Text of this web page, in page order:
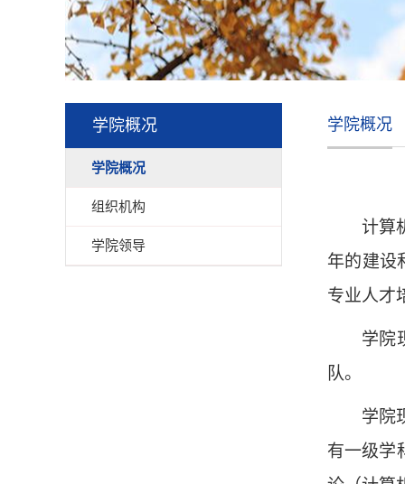
学院概况
学院概况
组织机构
学院领导
学院概况
计算
年的建设
专业人才
学院
队。
学院
有一级学